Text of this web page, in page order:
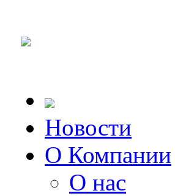
Новости
О Компании
О нас